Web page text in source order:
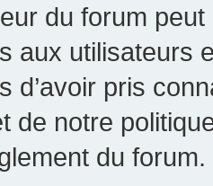
du forum
aux utilisateurs
d’avoir pris
de notre
du forum.